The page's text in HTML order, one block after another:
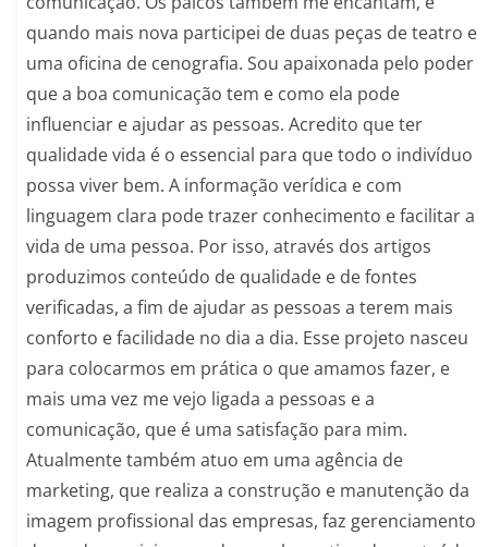
quando mais nova participei de duas peças de teatro e
uma oficina de cenografia. Sou apaixonada pelo poder
que a boa comunicação tem e como ela pode
influenciar e ajudar as pessoas. Acredito que ter
qualidade vida é o essencial para que todo o indivíduo
possa viver bem. A informação verídica e com
linguagem clara pode trazer conhecimento e facilitar a
vida de uma pessoa. Por isso, através dos artigos
produzimos conteúdo de qualidade e de fontes
verificadas, a fim de ajudar as pessoas a terem mais
conforto e facilidade no dia a dia. Esse projeto nasceu
para colocarmos em prática o que amamos fazer, e
mais uma vez me vejo ligada a pessoas e a
comunicação, que é uma satisfação para mim.
Atualmente também atuo em uma agência de
marketing, que realiza a construção e manutenção da
imagem profissional das empresas, faz gerenciamento